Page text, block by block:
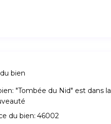
bien
"Tombée du Nid" est dans la
du bien: 46002